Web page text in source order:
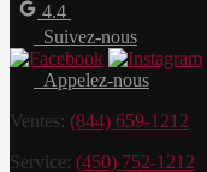
4.4
Suivez-nous
Appelez-nous
Ventes: (844) 659-1212
Service: (450) 752-1212